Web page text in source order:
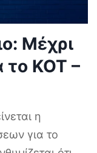
Μέχρι
το ΚΟΤ –
η
για το